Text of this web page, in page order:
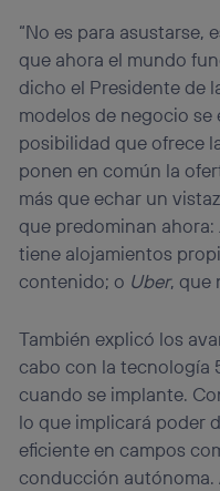
“No es para asustarse,
que ahora el mundo
dicho el Presidente de
modelos de negocio
posibilidad que ofrece
ponen en común la
más que echar un
que predominan ahora:
tiene alojamientos
contenido; o Uber, que
También explicó los
cabo con la tecnología
cuando se implante.
lo que implicará poder
eficiente en campos
conducción autónoma.
personalizado, ya que
navegación del
Puedes gestionar los
“Administrar Utiq” en la
visitando el
portal de
(“consenthub”). Para
la política de